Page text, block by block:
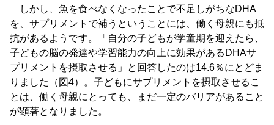
しかし、魚を食べなくなったことで不足しがちなDHA
を、サプリメントで補うということには、働く母親にも抵
抗があるようです。「自分の子どもが学童期を迎えたら、
子どもの脳の発達や学習能力の向上に効果があるDHAサ
プリメントを摂取させる」と回答したのは14.6％にとどま
りました（図4）。子どもにサプリメントを摂取させるこ
とは、働く母親にとっても、まだ一定のバリアがあること
が顕著となりました。